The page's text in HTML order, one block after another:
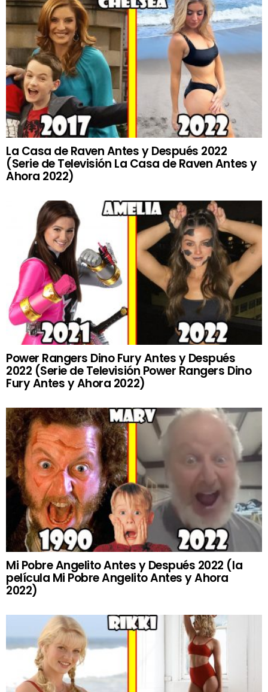
La Casa de Raven Antes y Después 2022
(Serie de Televisión La Casa de Raven Antes y
Ahora 2022)
Power Rangers Dino Fury Antes y Después
2022 (Serie de Televisión Power Rangers Dino
Fury Antes y Ahora 2022)
Mi Pobre Angelito Antes y Después 2022 (la
película Mi Pobre Angelito Antes y Ahora
2022)